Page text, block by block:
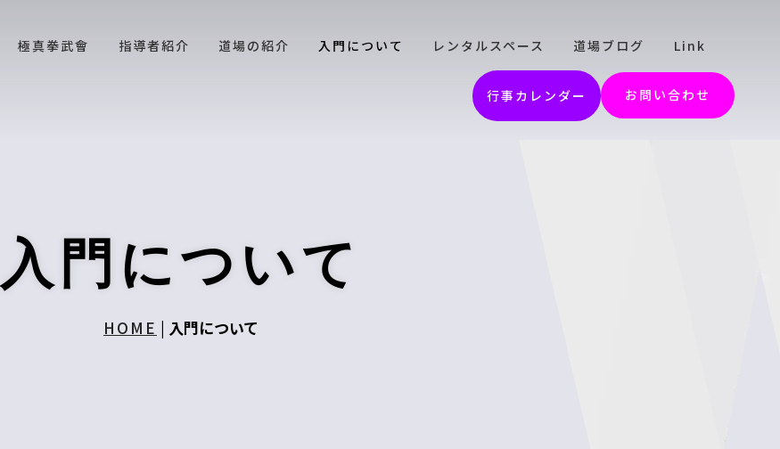
極真拳武會 指導者紹介 道場の紹介 入門について レンタルスペース 道場ブログ Link
行事カレンダー お問い合わせ
入門について
HOME | 入門について